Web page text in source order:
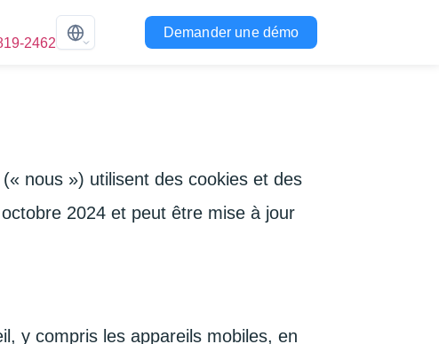
2462
Demander une démo
nous ») utilisent des cookies et des
2024 et peut être mise à jour
y compris les appareils mobiles, en